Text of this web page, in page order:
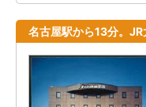
名古屋駅から13分。